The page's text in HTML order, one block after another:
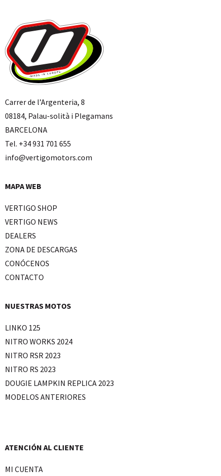
Carrer de l’Argenteria, 8
08184, Palau-solità i Plegamans
BARCELONA
Tel. +34 931 701 655
info@vertigomotors.com
MAPA WEB
VERTIGO SHOP
VERTIGO NEWS
DEALERS
ZONA DE DESCARGAS
CONÓCENOS
CONTACTO
NUESTRAS MOTOS
LINKO 125
NITRO WORKS 2024
NITRO RSR 2023
NITRO RS 2023
DOUGIE LAMPKIN REPLICA 2023
MODELOS ANTERIORES
ATENCIÓN AL CLIENTE
MI CUENTA